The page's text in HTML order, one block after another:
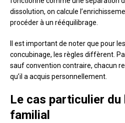
dissolution, on calcule
procéder à un rééquilibrage.
Il est important de noter que pour
concubinage, les règles diffèrent.
sauf convention contraire, chacun
qu’il a acquis personnellement.
Le cas particulier du
familial